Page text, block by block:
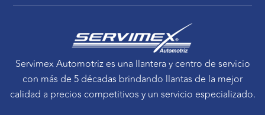
Servimex Automotriz es una llantera y centro de servicio
con más de 5 décadas brindando llantas de la mejor
calidad a precios competitivos y un servicio especializado.